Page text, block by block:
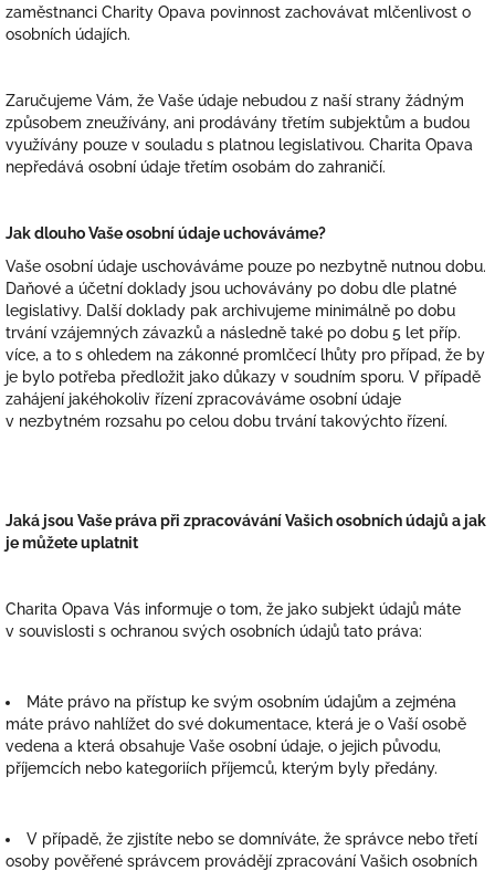
zaměstnanci Charity Opava povinnost zachovávat mlčenlivost o
osobních údajích.
Zaručujeme Vám, že Vaše údaje nebudou z naší strany žádným
způsobem zneužívány, ani prodávány třetím subjektům a budou
využívány pouze v souladu s platnou legislativou. Charita Opava
nepředává osobní údaje třetím osobám do zahraničí.
Jak dlouho Vaše osobní údaje uchováváme?
Vaše osobní údaje uschováváme pouze po nezbytně nutnou dobu.
Daňové a účetní doklady jsou uchovávány po dobu dle platné
legislativy. Další doklady pak archivujeme minimálně po dobu
trvání vzájemných závazků a následně také po dobu 5 let příp.
více, a to s ohledem na zákonné promlčecí lhůty pro případ, že by
je bylo potřeba předložit jako důkazy v soudním sporu. V případě
zahájení jakéhokoliv řízení zpracováváme osobní údaje
v nezbytném rozsahu po celou dobu trvání takovýchto řízení.
Jaká jsou Vaše práva při zpracovávání Vašich osobních údajů a jak
je můžete uplatnit
Charita Opava Vás informuje o tom, že jako subjekt údajů máte
v souvislosti s ochranou svých osobních údajů tato práva:
Máte právo na přístup ke svým osobním údajům a zejména
máte právo nahlížet do své dokumentace, která je o Vaší osobě
vedena a která obsahuje Vaše osobní údaje, o jejich původu,
příjemcích nebo kategoriích příjemců, kterým byly předány.
V případě, že zjistíte nebo se domníváte, že správce nebo třetí
osoby pověřené správcem provádějí zpracování Vašich osobních